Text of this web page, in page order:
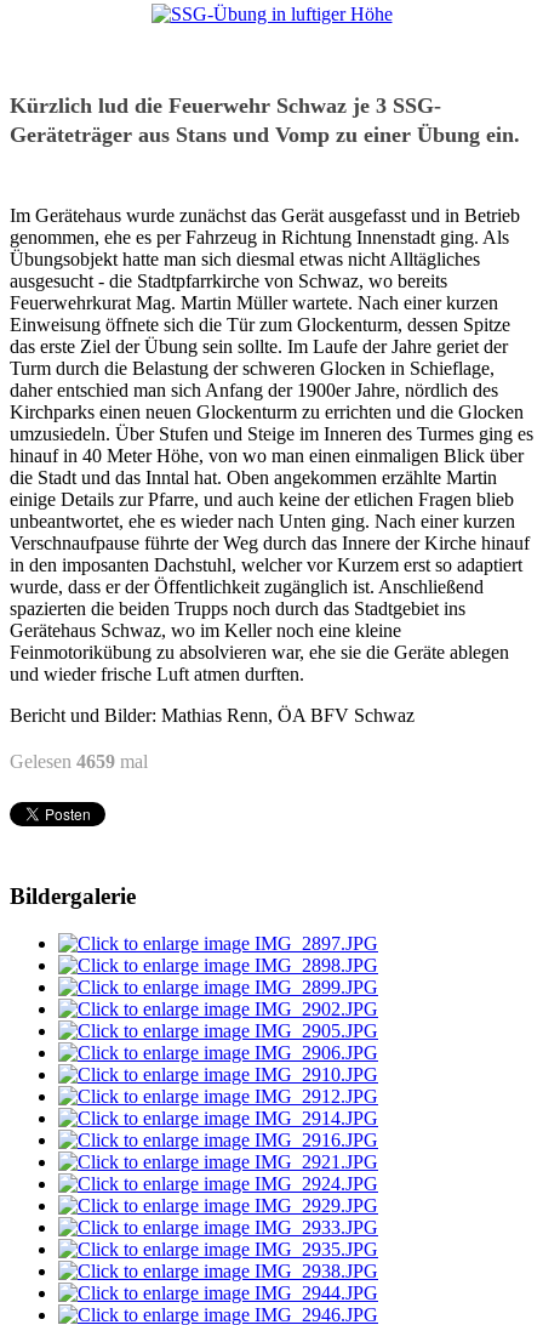
Kürzlich lud die Feuerwehr Schwaz je 3 SSG-
Geräteträger aus Stans und Vomp zu einer Übung ein.
Im Gerätehaus wurde zunächst das Gerät ausgefasst und in Betrieb
genommen, ehe es per Fahrzeug in Richtung Innenstadt ging. Als
Übungsobjekt hatte man sich diesmal etwas nicht Alltägliches
ausgesucht - die Stadtpfarrkirche von Schwaz, wo bereits
Feuerwehrkurat Mag. Martin Müller wartete. Nach einer kurzen
Einweisung öffnete sich die Tür zum Glockenturm, dessen Spitze
das erste Ziel der Übung sein sollte. Im Laufe der Jahre geriet der
Turm durch die Belastung der schweren Glocken in Schieflage,
daher entschied man sich Anfang der 1900er Jahre, nördlich des
Kirchparks einen neuen Glockenturm zu errichten und die Glocken
umzusiedeln. Über Stufen und Steige im Inneren des Turmes ging es
hinauf in 40 Meter Höhe, von wo man einen einmaligen Blick über
die Stadt und das Inntal hat. Oben angekommen erzählte Martin
einige Details zur Pfarre, und auch keine der etlichen Fragen blieb
unbeantwortet, ehe es wieder nach Unten ging. Nach einer kurzen
Verschnaufpause führte der Weg durch das Innere der Kirche hinauf
in den imposanten Dachstuhl, welcher vor Kurzem erst so adaptiert
wurde, dass er der Öffentlichkeit zugänglich ist. Anschließend
spazierten die beiden Trupps noch durch das Stadtgebiet ins
Gerätehaus Schwaz, wo im Keller noch eine kleine
Feinmotorikübung zu absolvieren war, ehe sie die Geräte ablegen
und wieder frische Luft atmen durften.
Bericht und Bilder: Mathias Renn, ÖA BFV Schwaz
Gelesen 4659 mal
Bildergalerie